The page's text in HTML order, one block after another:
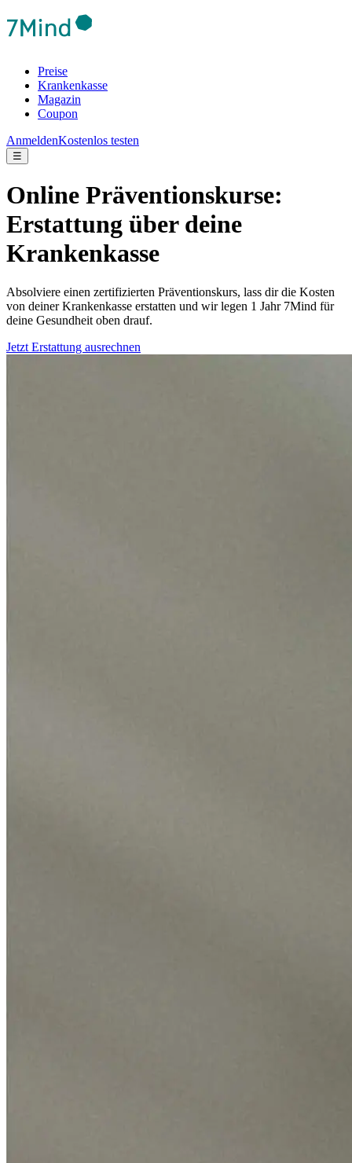
Preise
Krankenkasse
Magazin
Coupon
AnmeldenKostenlos testen
☰
Online Präventionskurse:
Erstattung über deine
Krankenkasse
Absolviere einen zertifizierten Präventionskurs, lass dir die Kosten
von deiner Krankenkasse erstatten und wir legen 1 Jahr 7Mind für
deine Gesundheit oben drauf.
Jetzt Erstattung ausrechnen